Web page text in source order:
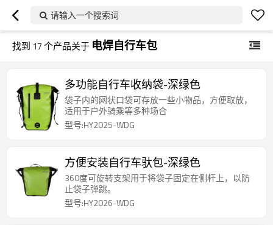
请输入一个搜索词
找到 17个产品关于 电焊自行车包
多功能自行车收纳袋-深绿色
袋子内的网状口袋可存放一些小物品，方便取放，
适用于户外骑乘等多种场合
型号:HY2025-WDG
方便安装自行车驮包-深绿色
360度可旋转支架用于将袋子固定在侧杆上，以防
止袋子弹跳。
型号:HY2026-WDG